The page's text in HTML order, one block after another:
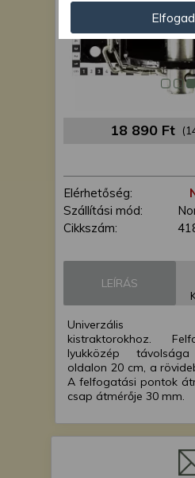
18 890 Ft
Elérhetőség:
Szállítási mód:
Cikkszám:
LEÍRÁS
Univerzális
kistraktorokhoz.
lyukközép
oldalon 20 cm, a
A felfogatási pontok
csap átmérője 30 mm.
tartalomméréshez,
gyűjtéséhez, valamint
kifejlesztéséhez és a
javításához. Az Ön
partnereink
adatokat és
és a partnereink a fent
adatkezelést
lehetőségként a
megadása vagy
megváltoztathatja
figyelmét, hogy
bizonyos kezeléséhez
szükséges az Ön
jogában áll tiltakozni
adatkezelés ellen. A
a weboldalra
webhelyre visszatérve
adatvédelmi
bármikor
beállításait.